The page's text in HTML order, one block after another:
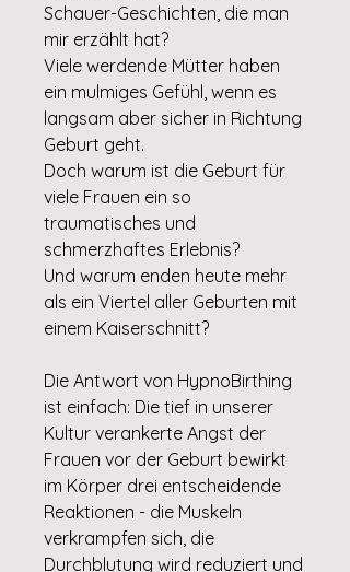
Schauer-Geschichten, die man
mir erzählt hat?
Viele werdende Mütter haben
ein mulmiges Gefühl, wenn es
langsam aber sicher in Richtung
Geburt geht.
Doch warum ist die Geburt für
viele Frauen ein so
traumatisches und
schmerzhaftes Erlebnis?
Und warum enden heute mehr
als ein Viertel aller Geburten mit
einem Kaiserschnitt?
Die Antwort von HypnoBirthing
ist einfach: Die tief in unserer
Kultur verankerte Angst der
Frauen vor der Geburt bewirkt
im Körper drei entscheidende
Reaktionen - die Muskeln
verkrampfen sich, die
Durchblutung wird reduziert und